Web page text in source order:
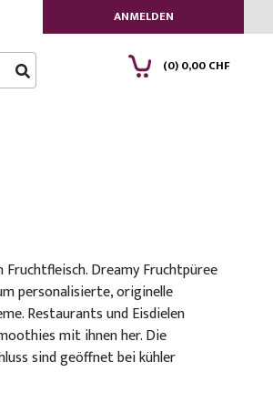
ANMELDEN
(0)0,00 CHF
Dreamy Fruchtpüree
personalisierte, originelle
Restaurants und Eisdielen
mit ihnen her. Die
sind geöffnet bei kühler